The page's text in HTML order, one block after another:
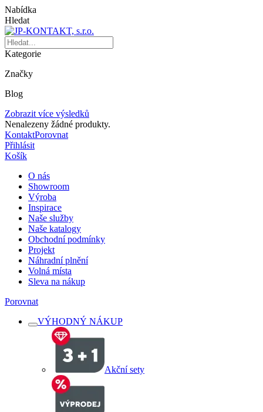
Nabídka
Hledat
Kategorie
Značky
Blog
Zobrazit více výsledků
Nenalezeny žádné produkty.
KontaktPorovnat
Přihlásit
Košík
O nás
Showroom
Výroba
Inspirace
Naše služby
Naše katalogy
Obchodní podmínky
Projekt
Náhradní plnění
Volná místa
Sleva na nákup
Porovnat
VÝHODNÝ NÁKUP
Akční sety